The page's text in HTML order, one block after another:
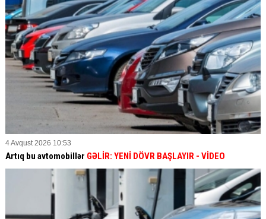
4 Avqust 2026 10:53
Artıq bu avtomobillər GƏLİR: YENİ DÖVR BAŞLAYIR - VİDEO